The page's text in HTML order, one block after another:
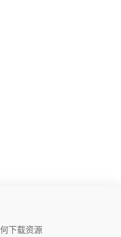
下载资源